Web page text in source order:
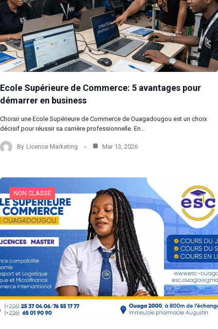
Ecole Supérieure de Commerce: 5 avantages pour
démarrer en business
Choisir une Ecole Supérieure de Commerce de Ouagadougou est un choix
décisif pour réussir sa carrière professionnelle. En…
By Licence Marketing Mar 13, 2026
NON CLASSÉ